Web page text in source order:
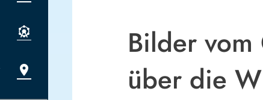
Bilder
über die